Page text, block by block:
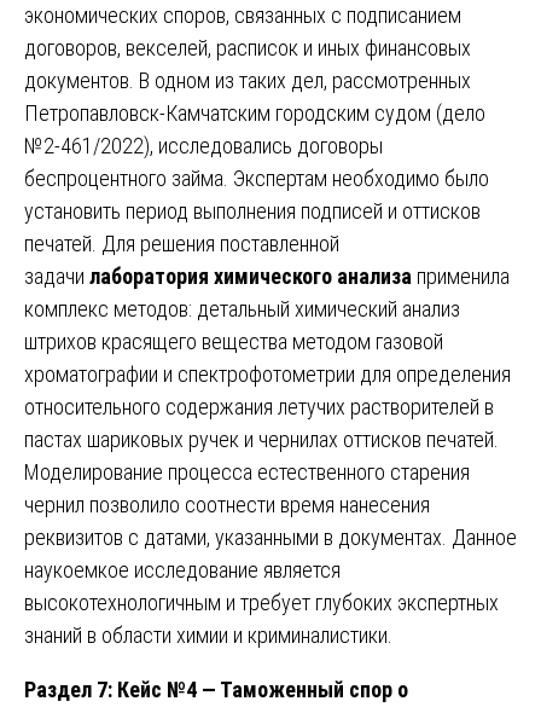
экономических споров, связанных с подписанием
договоров, векселей, расписок и иных финансовых
документов. В одном из таких дел, рассмотренных
Петропавловск-Камчатским городским судом (дело
№2-461/2022), исследовались договоры
беспроцентного займа. Экспертам необходимо было
установить период выполнения подписей и оттисков
печатей. Для решения поставленной
задачи лаборатория химического анализа применила
комплекс методов: детальный химический анализ
штрихов красящего вещества методом газовой
хроматографии и спектрофотометрии для определения
относительного содержания летучих растворителей в
пастах шариковых ручек и чернилах оттисков печатей.
Моделирование процесса естественного старения
чернил позволило соотнести время нанесения
реквизитов с датами, указанными в документах. Данное
наукоемкое исследование является
высокотехнологичным и требует глубоких экспертных
знаний в области химии и криминалистики.
Раздел 7: Кейс №4 — Таможенный спор о